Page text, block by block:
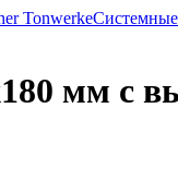
Tonwerke
мм с